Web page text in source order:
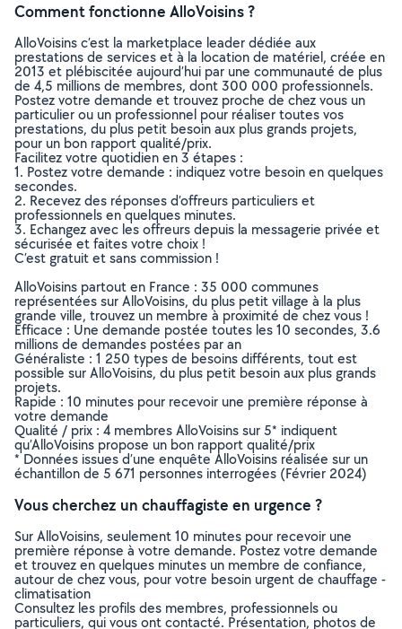
Comment fonctionne AlloVoisins ?
AlloVoisins c’est la marketplace leader dédiée aux
prestations de services et à la location de matériel, créée en
2013 et plébiscitée aujourd’hui par une communauté de plus
de 4,5 millions de membres, dont 300 000 professionnels.
Postez votre demande et trouvez proche de chez vous un
particulier ou un professionnel pour réaliser toutes vos
prestations, du plus petit besoin aux plus grands projets,
pour un bon rapport qualité/prix.
Facilitez votre quotidien en 3 étapes :
1. Postez votre demande : indiquez votre besoin en quelques
secondes.
2. Recevez des réponses d’offreurs particuliers et
professionnels en quelques minutes.
3. Echangez avec les offreurs depuis la messagerie privée et
sécurisée et faites votre choix !
C’est gratuit et sans commission !
AlloVoisins partout en France : 35 000 communes
représentées sur AlloVoisins, du plus petit village à la plus
grande ville, trouvez un membre à proximité de chez vous !
Efficace : Une demande postée toutes les 10 secondes, 3.6
millions de demandes postées par an
Généraliste : 1 250 types de besoins différents, tout est
possible sur AlloVoisins, du plus petit besoin aux plus grands
projets.
Rapide : 10 minutes pour recevoir une première réponse à
votre demande
Qualité / prix : 4 membres AlloVoisins sur 5* indiquent
qu’AlloVoisins propose un bon rapport qualité/prix
* Données issues d’une enquête AlloVoisins réalisée sur un
échantillon de 5 671 personnes interrogées (Février 2024)
Vous cherchez un chauffagiste en urgence ?
Sur AlloVoisins, seulement 10 minutes pour recevoir une
première réponse à votre demande. Postez votre demande
et trouvez en quelques minutes un membre de confiance,
autour de chez vous, pour votre besoin urgent de chauffage -
climatisation
Consultez les profils des membres, professionnels ou
particuliers, qui vous ont contacté. Présentation, photos de